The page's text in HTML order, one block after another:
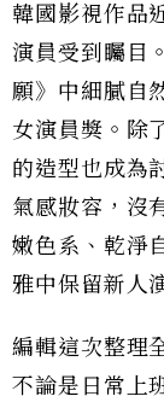
韓國影視作品
演員受到矚目
願》中細膩自
女演員獎。除
的造型也成為
氣感妝容，沒
嫩色系、乾淨
雅中保留新人
編輯這次整理
不論是日常上